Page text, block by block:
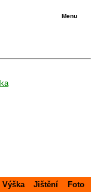
Menu
Výška Jištění
Foto